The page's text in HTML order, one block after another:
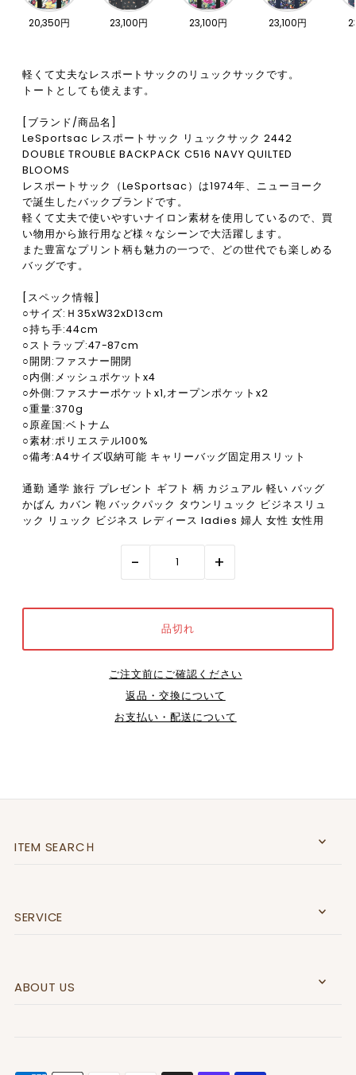
20,350円 23,100円 23,100円 23,100円
軽くて丈夫なレスポートサックのリュックサックです。
トートとしても使えます。
[ブランド/商品名]
LeSportsac レスポートサック リュックサック 2442
DOUBLE TROUBLE BACKPACK C516 NAVY QUILTED
BLOOMS
レスポートサック（LeSportsac）は1974年、ニューヨーク
で誕生したバックブランドです。
軽くて丈夫で使いやすいナイロン素材を使用しているので、買
い物用から旅行用など様々なシーンで大活躍します。
また豊富なプリント柄も魅力の一つで、どの世代でも楽しめる
バッグです。
[スペック情報]
○サイズ:Ｈ35xW32xD13cm
○持ち手:44cm
○ストラップ:47-87cm
○開閉:ファスナー開閉
○内側:メッシュポケットx4
○外側:ファスナーポケットx1,オープンポケットx2
○重量:370g
○原産国:ベトナム
○素材:ポリエステル100%
○備考:A4サイズ収納可能 キャリーバッグ固定用スリット
通勤 通学 旅行 プレゼント ギフト 柄 カジュアル 軽い バッグ
かばん カバン 鞄 バックパック タウンリュック ビジネスリュ
ック リュック ビジネス レディース ladies 婦人 女性 女性用
- +
ご注文前にご確認ください
返品・交換について
お支払い・配送について
ITEM SEARCＨ
SERVICE
ABOUT US